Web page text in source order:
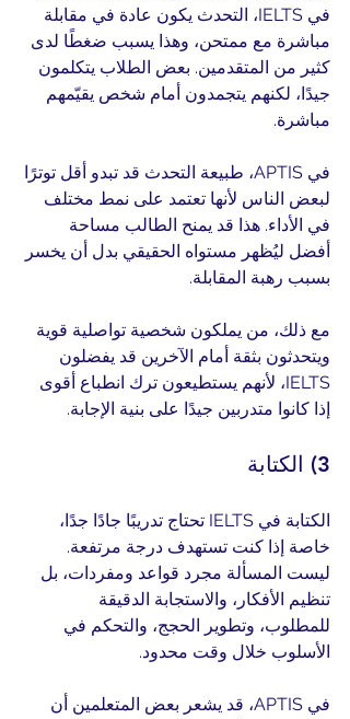
في IELTS، التحدث يكون عادة في مقابلة
مباشرة مع ممتحن، وهذا يسبب ضغطًا لدى
كثير من المتقدمين. بعض الطلاب يتكلمون
جيدًا، لكنهم يتجمدون أمام شخص يقيّمهم
مباشرة.
في APTIS، طبيعة التحدث قد تبدو أقل توترًا
لبعض الناس لأنها تعتمد على نمط مختلف
في الأداء. هذا قد يمنح الطالب مساحة
أفضل ليُظهر مستواه الحقيقي بدل أن يخسر
بسبب رهبة المقابلة.
مع ذلك، من يملكون شخصية تواصلية قوية
ويتحدثون بثقة أمام الآخرين قد يفضلون
IELTS، لأنهم يستطيعون ترك انطباع أقوى
إذا كانوا متدربين جيدًا على بنية الإجابة.
3) الكتابة
الكتابة في IELTS تحتاج تدريبًا جادًا جدًا،
خاصة إذا كنت تستهدف درجة مرتفعة.
ليست المسألة مجرد قواعد ومفردات، بل
تنظيم الأفكار، والاستجابة الدقيقة
للمطلوب، وتطوير الحجج، والتحكم في
الأسلوب خلال وقت محدود.
في APTIS، قد يشعر بعض المتعلمين أن